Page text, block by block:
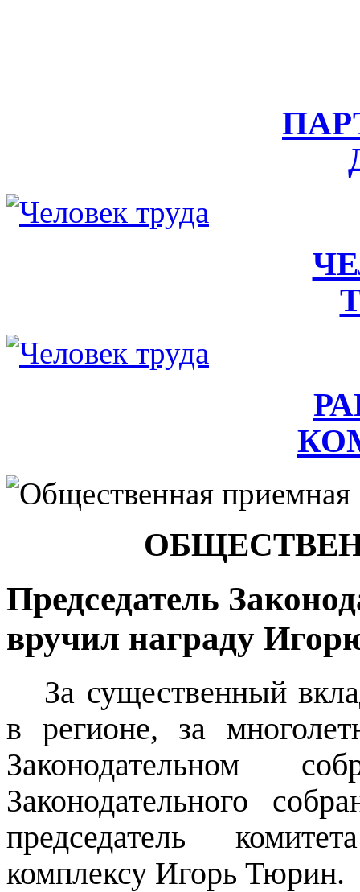
Председатель
вручил награду
За существенный
в регионе, за
Законодательном
Законодательного
председатель
комплексу Игорь Тюрин.